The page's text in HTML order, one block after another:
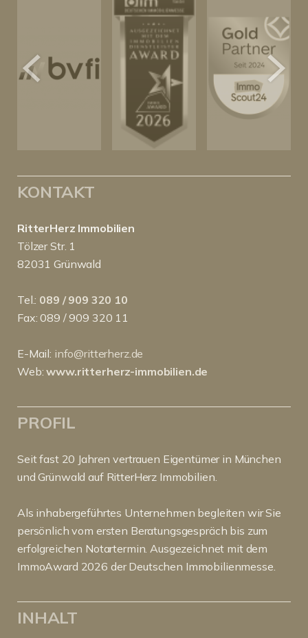
KONTAKT
RitterHerz Immobilien
Tölzer Str. 1
82031 Grünwald
Tel.: 089 / 909 320 10
Fax: 089 / 909 320 11
E-Mail: info@ritterherz.de
Web:www.ritterherz-immobilien.de
PROFIL
Seit fast 20 Jahren vertrauen Eigentümer in München
und Grünwald auf RitterHerz Immobilien.
Als inhabergeführtes Unternehmen begleiten wir Sie
persönlich vom ersten Beratungsgespräch bis zum
erfolgreichen Notartermin. Ausgezeichnet mit dem
ImmoAward 2026 der Deutschen Immobilienmesse.
INHALT